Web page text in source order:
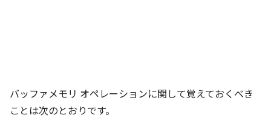
バッファメモリ オペレーションに関して覚えておくべき
ことは次のとおりです。